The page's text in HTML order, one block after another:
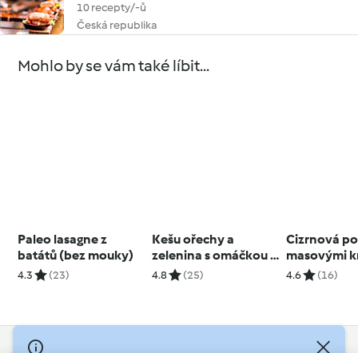
10 recepty/-ů
Česká republika
Mohlo by se vám také líbit...
Paleo lasagne z
batátů (bez mouky)
4.3 (23)
Kešu ořechy a
zelenina s omáčkou z
arašídového másla a
4.8 (25)
Cizrnová
masovými
4.6 (16)